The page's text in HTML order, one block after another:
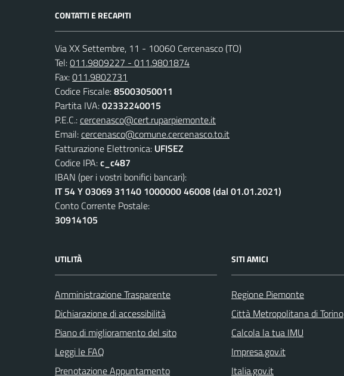
CONTATTI E RECAPITI
Via XX Settembre, 11 - 10060 Cercenasco (TO)
Tel:011.9809227 - 011.9801874
Fax:011.9802731
Codice Fiscale:85003050011
Partita IVA:02332240015
P.E.C.:cercenasco@cert.ruparpiemonte.it
Email:cercenasco@comune.cercenasco.to.it
Fatturazione Elettronica: UFISEZ
Codice IPA:c_c487
IBAN (per i vostri bonifici bancari):
IT 54 Y 03069 31140 1000000 46008 (dal 01.01.2021)
Conto Corrente Postale:
30914105
UTILITÀ
Amministrazione Trasparente
Dichiarazione di accessibilità
Piano di miglioramento del sito
Leggi le FAQ
Prenotazione Appuntamento
SITI AMICI
Regione Piemonte
Città Metropolitana di Torino
Calcola la tua IMU
Impresa.gov.it
Italia.gov.it